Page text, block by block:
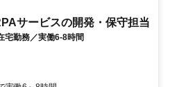
サービスの開発・保守担当
宅勤務／実働6-8時間